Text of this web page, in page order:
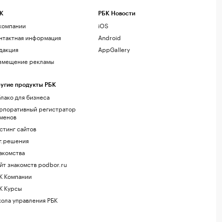
информация
рекламы
продукты РБК
для бизнеса
регистратор
сайтов
знакомств podbor.ru
Компании
Курсы
управления РБК
РБК Новости
iOS
Android
AppGallery